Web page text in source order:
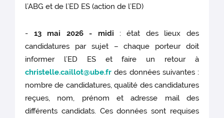
l’ABG et de l’ED ES (action de l’ED)
- 13 mai 2026 - midi : état des lieux des
candidatures par sujet – chaque porteur doit
informer l’ED ES et faire un retour à
christelle.caillot@ube.fr des données suivantes :
nombre de candidatures, qualité des candidatures
reçues, nom, prénom et adresse mail des
différents candidats. Ces données sont requises